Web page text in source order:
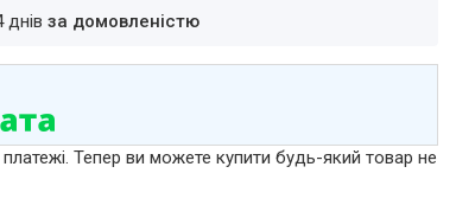
днівза домовленістю
платежі. Тепер ви можете купити будь-який товар не